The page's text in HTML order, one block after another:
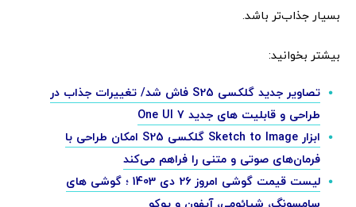
بسیار جذاب‌تر باشد.
بیشتر بخوانید:
تصاویر جدید گلکسی S25 فاش شد/ تغییرات جذاب در
طراحی و قابلیت‌ های جدید One UI 7
ابزار Sketch to Image گلکسی S25 امکان طراحی با
فرمان‌های صوتی و متنی را فراهم می‌کند
لیست قیمت گوشی امروز 26 دی 1403 ؛ گوشی های